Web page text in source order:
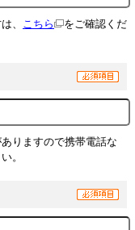
、 こちら
をご確認くだ
りますので携帯電話な
。